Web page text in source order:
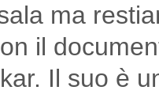
ma
il
Il suo è